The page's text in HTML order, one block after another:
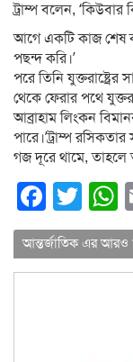
ট্রাম্প বলেন,
আগে একটি কাজ শেষ
পছন্দ করি।’
পরে তিনি
থেকে ফেরার পথে
আব্রাহাম লিংকন
পারে।’ট্রাম্প
গজ দূরে থামে, তাহলে
আন্তর্জাতিক এর আরও